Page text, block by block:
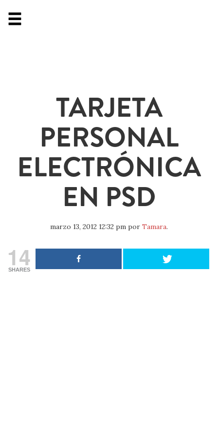
TARJETA
PERSONAL
ELECTRÓNICA
EN PSD
marzo 13, 2012 12:32 pm por Tamara.
14
SHARES